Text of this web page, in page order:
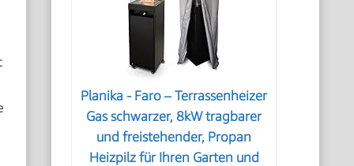
Planika - Faro – Terrassenheizer
Gas schwarzer, 8kW tragbarer
und freistehender, Propan
Heizpilz für Ihren Garten und